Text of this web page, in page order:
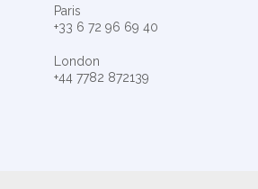
Paris
+33 6 72 96 69 40
London
+44 7782 872139